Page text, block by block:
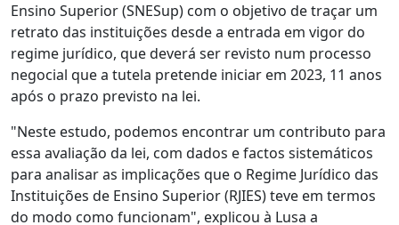
Ensino Superior (SNESup) com o objetivo de traçar um
retrato das instituições desde a entrada em vigor do
regime jurídico, que deverá ser revisto num processo
negocial que a tutela pretende iniciar em 2023, 11 anos
após o prazo previsto na lei.
"Neste estudo, podemos encontrar um contributo para
essa avaliação da lei, com dados e factos sistemáticos
para analisar as implicações que o Regime Jurídico das
Instituições de Ensino Superior (RJIES) teve em termos
do modo como funcionam", explicou à Lusa a